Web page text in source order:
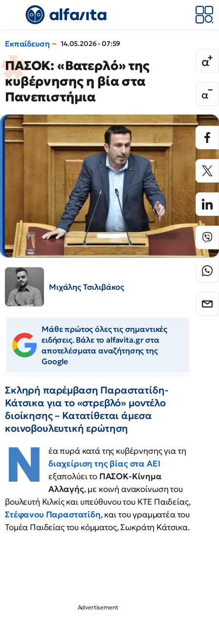
Εκπαίδευση 14.05.2026 - 07:59
ΠΑΣΟΚ: «Βατερλό» της
κυβέρνησης η βία στα
Πανεπιστήμια
Μιχάλης Τσιλιβάκος
Μάθε πρώτος όλες τις σημαντικές
ειδήσεις. Βάλε το alfavita.gr στα
αποτελέσματα αναζήτησης της
Google
Σκληρή παρέμβαση Παραστατίδη-
Κάτσικα για το «στρεβλό» μοντέλο
διοίκησης – Κατατίθεται άμεσα
κοινοβουλευτική ερώτηση
Ν
έα πυρά κατά της κυβέρνησης για τη
διαχείριση της βίας στα ΑΕΙ
εξαπολύει το ΠΑΣΟΚ-Κίνημα
Αλλαγής, με κοινή ανακοίνωση του
βουλευτή Κιλκίς και υπεύθυνου του ΚΤΕ Παιδείας,
Στέφανου Παραστατίδη, και του γραμματέα του
Τομέα Παιδείας του κόμματος, Σωκράτη Κάτσικα.